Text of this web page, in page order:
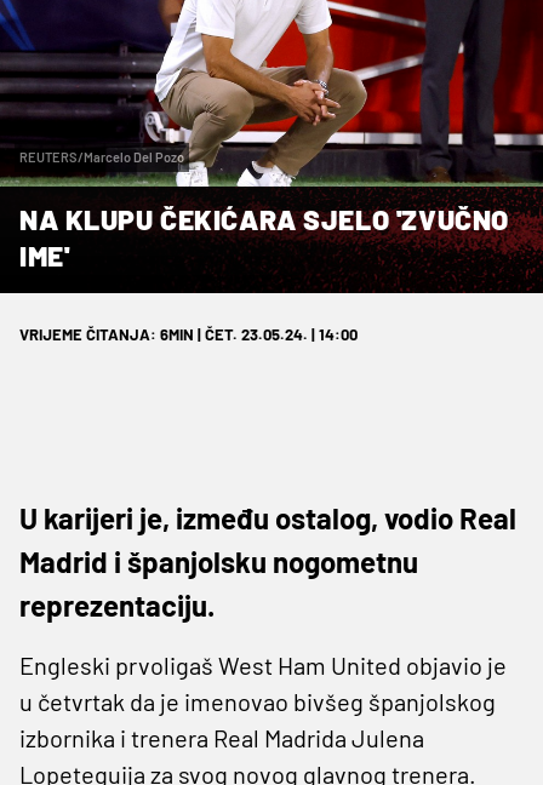
REUTERS/Marcelo Del Pozo
NA KLUPU ČEKIĆARA SJELO 'ZVUČNO
IME'
VRIJEME ČITANJA: 6MIN | ČET. 23.05.24. | 14:00
U karijeri je, između ostalog, vodio Real
Madrid i španjolsku nogometnu
reprezentaciju.
Engleski prvoligaš West Ham United objavio je
u četvrtak da je imenovao bivšeg španjolskog
izbornika i trenera Real Madrida Julena
Lopeteguija za svog novog glavnog trenera.